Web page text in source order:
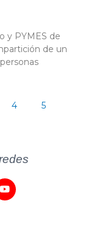
y PYMES de
de un
4
5
Y
o
u